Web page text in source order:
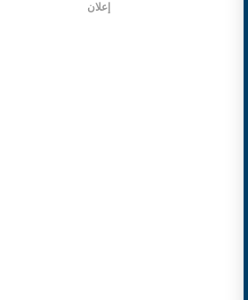
إعلان